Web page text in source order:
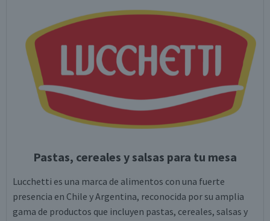
Pastas, cereales y salsas para tu mesa
Lucchetti es una marca de alimentos con una fuerte
presencia en Chile y Argentina, reconocida por su amplia
gama de productos que incluyen pastas, cereales, salsas y